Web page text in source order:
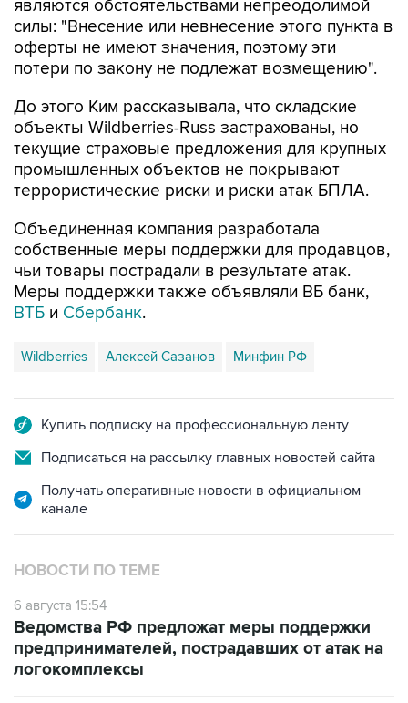
являются обстоятельствами непреодолимой
силы: "Внесение или невнесение этого пункта в
оферты не имеют значения, поэтому эти
потери по закону не подлежат возмещению".
До этого Ким рассказывала, что складские
объекты Wildberries-Russ застрахованы, но
текущие страховые предложения для крупных
промышленных объектов не покрывают
террористические риски и риски атак БПЛА.
Объединенная компания разработала
собственные меры поддержки для продавцов,
чьи товары пострадали в результате атак.
Меры поддержки также объявляли ВБ банк,
ВТБ и Сбербанк.
Wildberries Алексей Сазанов Минфин РФ
Купить подписку на профессиональную ленту
Подписаться на рассылку главных новостей сайта
Получать оперативные новости в официальном
канале
НОВОСТИ ПО ТЕМЕ
6 августа 15:54
Ведомства РФ предложат меры поддержки
предпринимателей, пострадавших от атак на
логокомплексы